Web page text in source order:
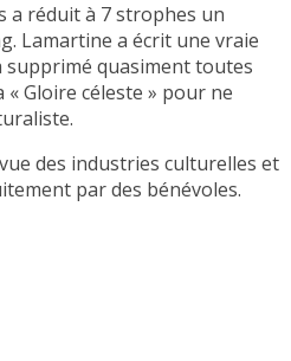
a réduit à 7 strophes un
Lamartine a écrit une vraie
supprimé quasiment toutes
Gloire céleste » pour ne
des industries culturelles et
par des bénévoles.